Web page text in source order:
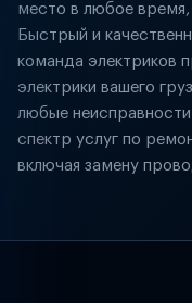
место в любое время,
Быстрый и
команда электриков
электрики вашего
любые
спектр услуг по
включая замену